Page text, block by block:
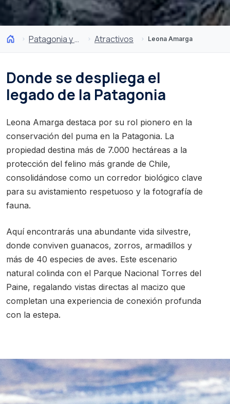
Patagonia y Antártica Atractivos Leona Amarga
Donde se despliega el
legado de la Patagonia
Leona Amarga destaca por su rol pionero en la
conservación del puma en la Patagonia. La
propiedad destina más de 7.000 hectáreas a la
protección del felino más grande de Chile,
consolidándose como un corredor biológico clave
para su avistamiento respetuoso y la fotografía de
fauna.
Aquí encontrarás una abundante vida silvestre,
donde conviven guanacos, zorros, armadillos y
más de 40 especies de aves. Este escenario
natural colinda con el Parque Nacional Torres del
Paine, regalando vistas directas al macizo que
completan una experiencia de conexión profunda
con la estepa.